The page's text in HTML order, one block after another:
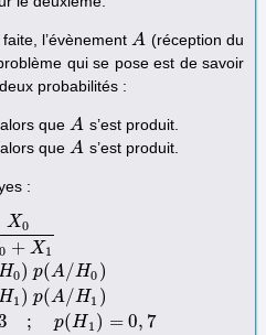
l’évènement A
A (réception du
qui se pose est de savoir
probabilités :
que A
A s’est produit.
que A
A s’est produit.
:
X0
0 + X1
0) p(A/H0 )
1 ) p(A/H1 )
; p(H 1 ) = 0, 7
1X0 =p(H0) p(A/